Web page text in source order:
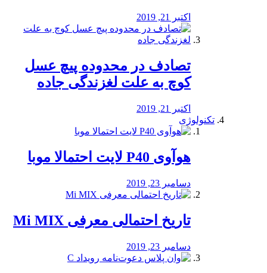
اکتبر 21, 2019
تصادف در محدوده پیچ عسل
کوچ به علت لغزندگی جاده
اکتبر 21, 2019
تکنولوژی
هوآوی P40 لایت احتمالا موبا
دسامبر 23, 2019
تاریخ احتمالی معرفی Mi MIX
دسامبر 23, 2019